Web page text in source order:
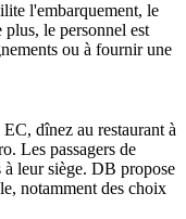
l'embarquement, le
le personnel est
ou à fournir une
dînez au restaurant à
Les passagers de
à leur siège. DB propose
notamment des choix